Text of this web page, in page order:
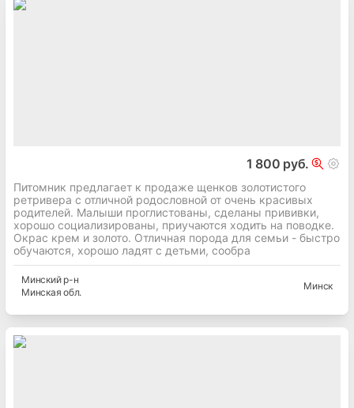
1 800 руб.
Питомник предлагает к продаже щенков золотистого
ретривера с отличной родословной от очень красивых
родителей. Малыши проглистованы, сделаны прививки,
хорошо социализированы, приучаются ходить на поводке.
Окрас крем и золото. Отличная порода для семьи - быстро
обучаются, хорошо ладят с детьми, сообра
Минскийр-н
Минская обл.
Минск